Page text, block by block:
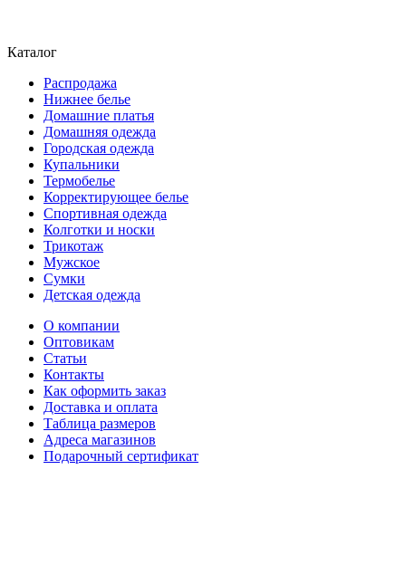
Каталог
Распродажа
Нижнее белье
Домашние платья
Домашняя одежда
Городская одежда
Купальники
Термобелье
Корректирующее белье
Спортивная одежда
Колготки и носки
Трикотаж
Мужское
Сумки
Детская одежда
О компании
Оптовикам
Статьи
Контакты
Как оформить заказ
Доставка и оплата
Таблица размеров
Адреса магазинов
Подарочный сертификат